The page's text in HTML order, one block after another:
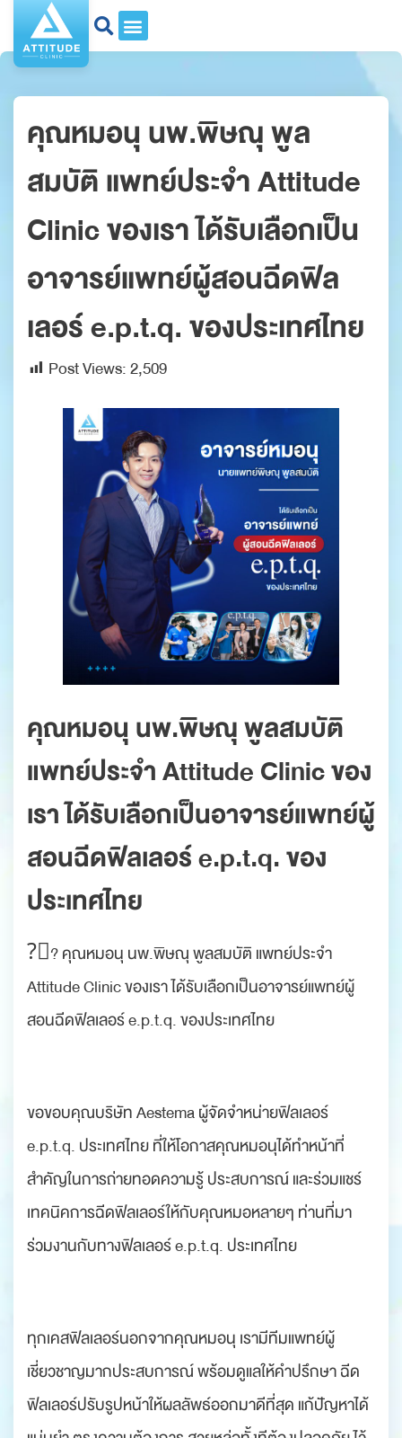
คุณหมอนุ นพ.พิษณุ พูล
สมบัติ แพทย์ประจำ Attitude
Clinic ของเรา ได้รับเลือกเป็น
อาจารย์แพทย์ผู้สอนฉีดฟิล
เลอร์ e.p.t.q. ของประเทศไทย
Post Views:2,509
คุณหมอนุ นพ.พิษณุ พูลสมบัติ
แพทย์ประจำ Attitude Clinic ของ
เรา ได้รับเลือกเป็นอาจารย์แพทย์ผู้
สอนฉีดฟิลเลอร์ e.p.t.q. ของ
ประเทศไทย
?‍⚕? คุณหมอนุ นพ.พิษณุ พูลสมบัติ แพทย์ประจำ
Attitude Clinic ของเรา ได้รับเลือกเป็นอาจารย์แพทย์ผู้
สอนฉีดฟิลเลอร์ e.p.t.q. ของประเทศไทย
ขอขอบคุณบริษัท Aestema ผู้จัดจำหน่ายฟิลเลอร์
e.p.t.q. ประเทศไทย ที่ให้โอกาสคุณหมอนุได้ทำหน้าที่
สำคัญในการถ่ายทอดความรู้ ประสบการณ์ และร่วมแชร์
เทคนิคการฉีดฟิลเลอร์ให้กับคุณหมอหลายๆ ท่านที่มา
ร่วมงานกับทางฟิลเลอร์ e.p.t.q. ประเทศไทย
ทุกเคสฟิลเลอร์นอกจากคุณหมอนุ เรามีทีมแพทย์ผู้
เชี่ยวชาญมากประสบการณ์ พร้อมดูแลให้คำปรึกษา ฉีด
ฟิลเลอร์ปรับรูปหน้าให้ผลลัพธ์ออกมาดีที่สุด แก้ปัญหาได้